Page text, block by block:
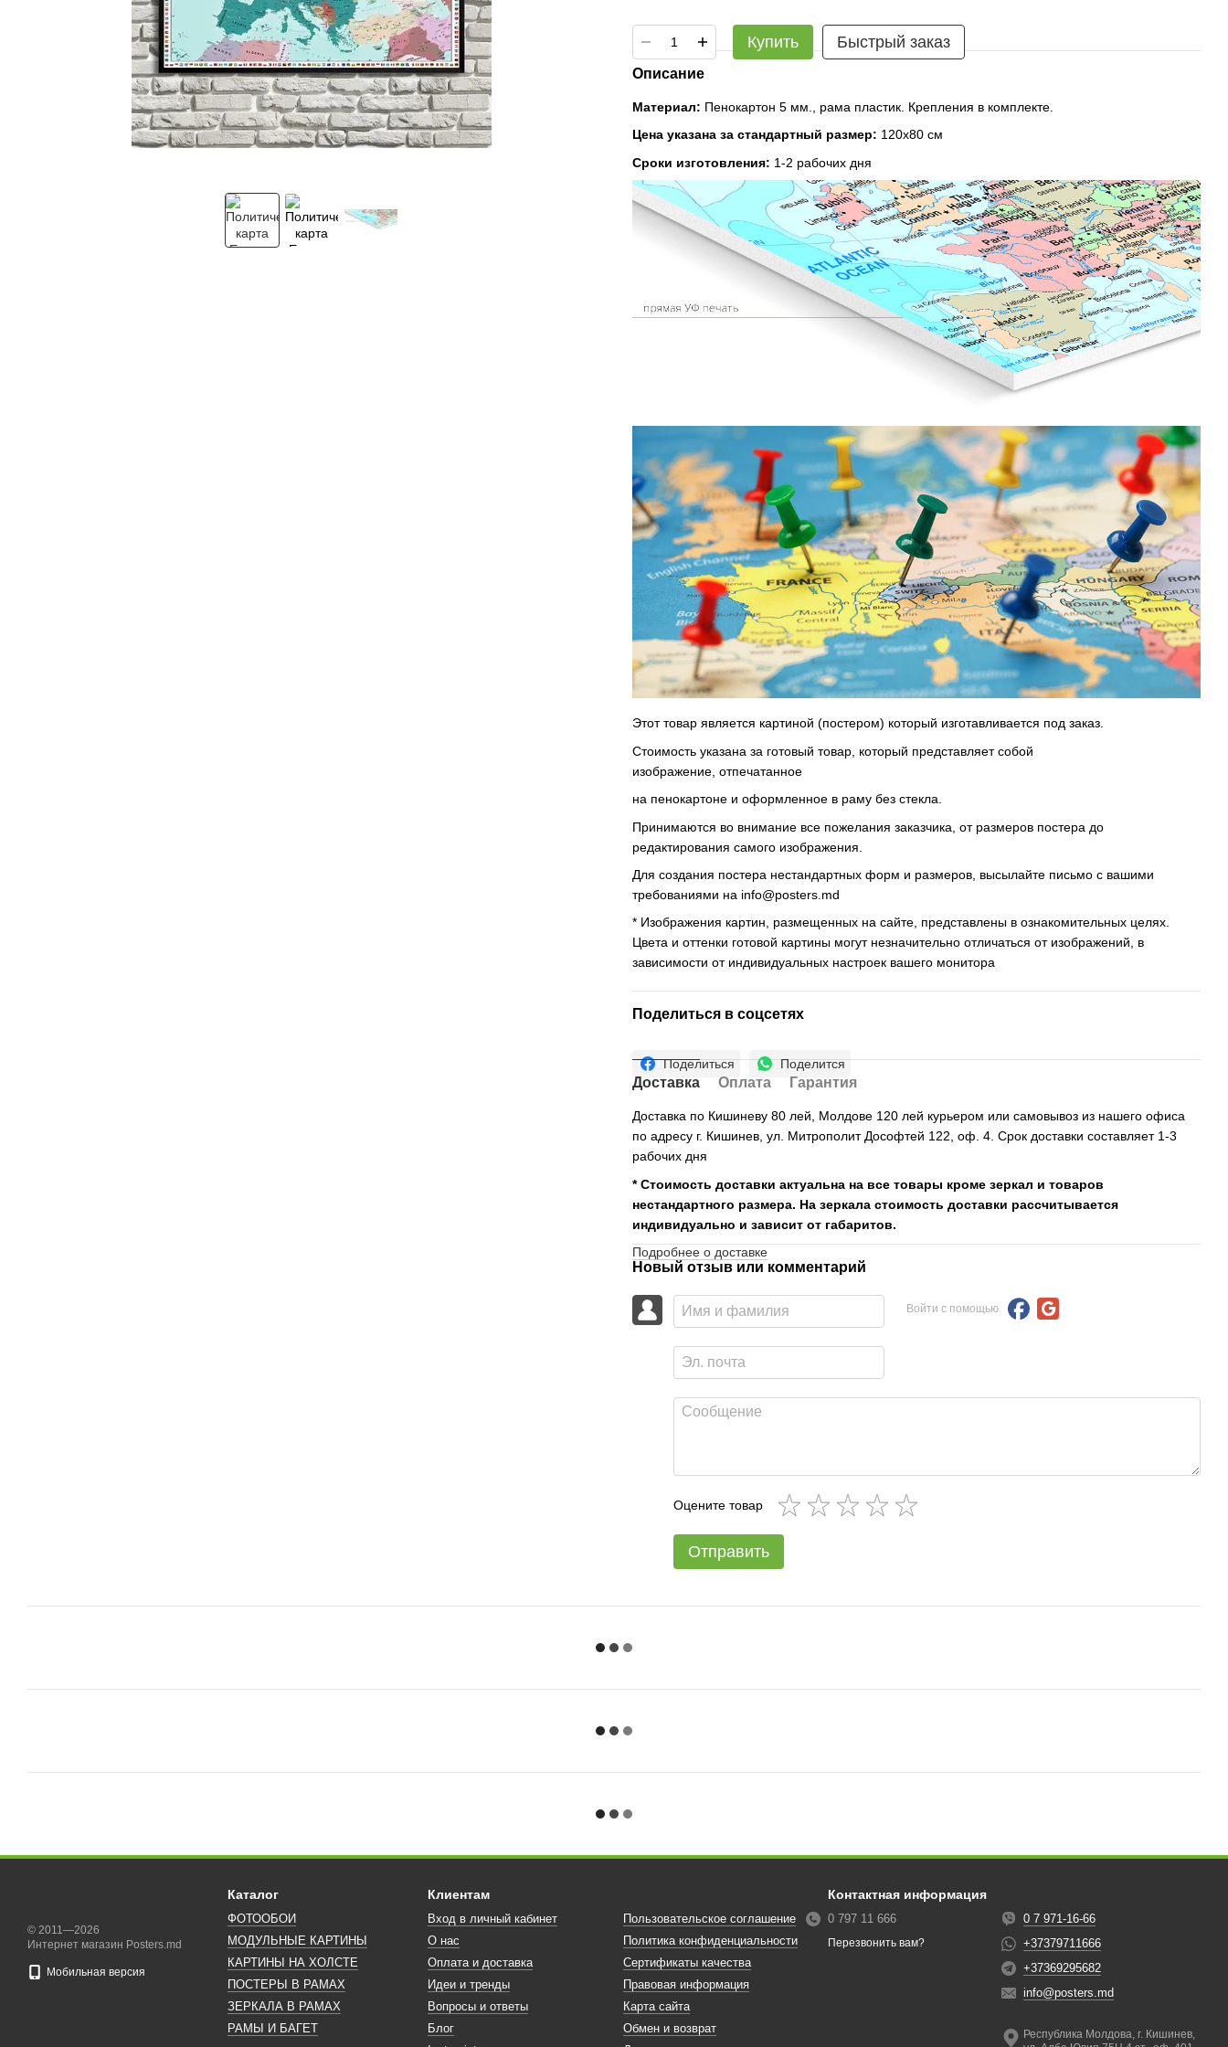
Купить Быстрый заказ
Описание
Материал: Пенокартон 5 мм., рама пластик. Крепления в комплекте.
Цена указана за стандартный размер: 120х80 см
Сроки изготовления: 1-2 рабочих дня
Этот товар является картиной (постером) который изготавливается под заказ.
Стоимость указана за готовый товар, который представляет собой
изображение, отпечатанное
на пенокартоне и оформленное в раму без стекла.
Принимаются во внимание все пожелания заказчика, от размеров постера до
редактирования самого изображения.
Для создания постера нестандартных форм и размеров, высылайте письмо c вашими
требованиями на info@posters.md
* Изображения картин, размещенных на сайте, представлены в ознакомительных целях.
Цвета и оттенки готовой картины могут незначительно отличаться от изображений, в
зависимости от индивидуальных настроек вашего монитора
Поделиться в соцсетях
Поделиться Поделится
Доставка Оплата Гарантия
Доставка по Кишиневу 80 лей, Молдове 120 лей курьером или самовывоз из нашего офиса
по адресу г. Кишинев, ул. Митрополит Дософтей 122, оф. 4. Срок доставки составляет 1-3
рабочих дня
* Стоимость доставки актуальна на все товары кроме зеркал и товаров
нестандартного размера. На зеркала стоимость доставки рассчитывается
индивидуально и зависит от габаритов.
Подробнее о доставке
Новый отзыв или комментарий
Войти с помощью
Оцените товар
Отправить
© 2011—2026
Интернет магазин Posters.md
Мобильная версия
Каталог
ФОТООБОИ
МОДУЛЬНЫЕ КАРТИНЫ
КАРТИНЫ НА ХОЛСТЕ
ПОСТЕРЫ В РАМАХ
ЗЕРКАЛА В РАМАХ
РАМЫ И БАГЕТ
Клиентам
Вход в личный кабинет
О нас
Оплата и доставка
Идеи и тренды
Вопросы и ответы
Блог
Пользовательское соглашение
Политика конфиденциальности
Сертификаты качества
Правовая информация
Карта сайта
Обмен и возврат
Контактная информация
0 797 11 666
Перезвонить вам?
0 7 971-16-66
+37379711666
+37369295682
info@posters.md
Республика Молдова, г. Кишинев,